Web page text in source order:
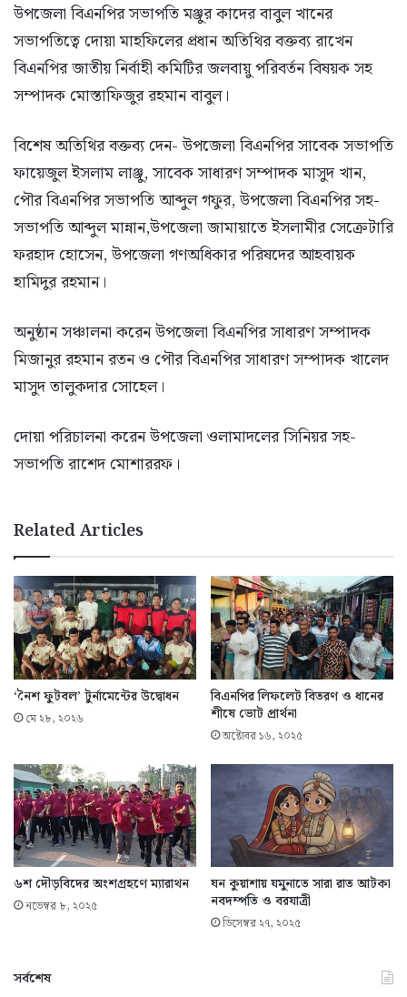
উপজেলা বিএনপির সভাপতি মঞ্জুর কাদের বাবুল খানের
সভাপতিত্বে দোয়া মাহফিলের প্রধান অতিথির বক্তব্য রাখেন
বিএনপির জাতীয় নির্বাহী কমিটির জলবায়ু পরিবর্তন বিষয়ক সহ
সম্পাদক মোস্তাফিজুর রহমান বাবুল।
বিশেষ অতিথির বক্তব্য দেন- উপজেলা বিএনপির সাবেক সভাপতি
ফায়েজুল ইসলাম লাঞ্জু, সাবেক সাধারণ সম্পাদক মাসুদ খান,
পৌর বিএনপির সভাপতি আব্দুল গফুর, উপজেলা বিএনপির সহ-
সভাপতি আব্দুল মান্নান,উপজেলা জামায়াতে ইসলামীর সেক্রেটারি
ফরহাদ হোসেন, উপজেলা গণঅধিকার পরিষদের আহবায়ক
হামিদুর রহমান।
অনুষ্ঠান সঞ্চালনা করেন উপজেলা বিএনপির সাধারণ সম্পাদক
মিজানুর রহমান রতন ও পৌর বিএনপির সাধারণ সম্পাদক খালেদ
মাসুদ তালুকদার সোহেল।
দোয়া পরিচালনা করেন উপজেলা ওলামাদলের সিনিয়র সহ-
সভাপতি রাশেদ মোশাররফ।
Related Articles
‘নৈশ ফুটবল’ টুর্নামেন্টের উদ্বোধন
মে ২৮, ২০২৬
বিএনপির লিফলেট বিতরণ ও ধানের
শীষে ভোট প্রার্থনা
অক্টোবর ১৬, ২০২৫
৬শ দৌড়বিদের অংশগ্রহণে ম্যারাথন
নভেম্বর ৮, ২০২৫
ঘন কুয়াশায় যমুনাতে সারা রাত আটকা
নবদম্পতি ও বরযাত্রী
ডিসেম্বর ২৭, ২০২৫
সর্বশেষ